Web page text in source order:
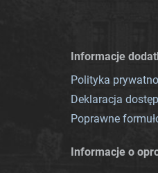
Informacje
Polityka
Deklaracja
Poprawne
Informacje o